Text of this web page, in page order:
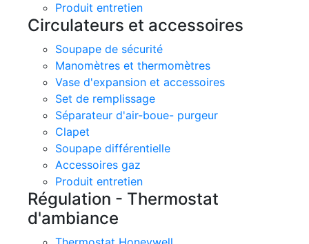
Produit entretien
Circulateurs et accessoires
Soupape de sécurité
Manomètres et thermomètres
Vase d'expansion et accessoires
Set de remplissage
Séparateur d'air-boue- purgeur
Clapet
Soupape différentielle
Accessoires gaz
Produit entretien
Régulation - Thermostat
d'ambiance